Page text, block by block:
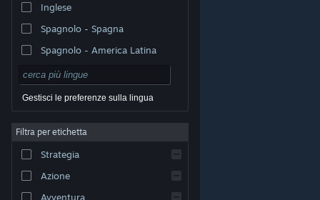
appartengono ai rispettivi proprietari negli Stati Uniti e
legali|
Steam| Rimborsi|
Inglese
Spagnolo - Spagna
Spagnolo - America Latina
Gestisci le preferenze sulla lingua
Filtra per etichetta
Strategia
Azione
Avventura